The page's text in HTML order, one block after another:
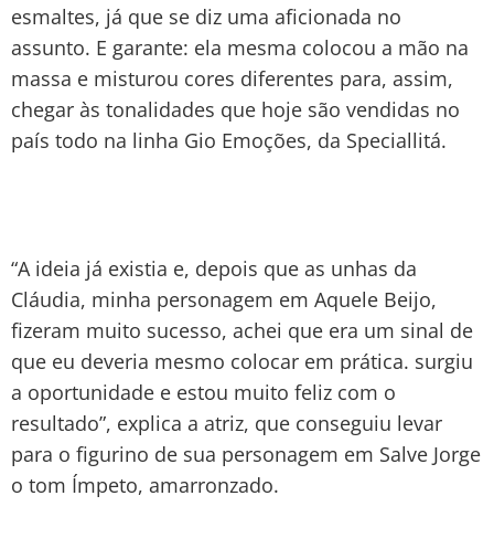
esmaltes, já que se diz uma aficionada no
assunto. E garante: ela mesma colocou a mão na
massa e misturou cores diferentes para, assim,
chegar às tonalidades que hoje são vendidas no
país todo na linha Gio Emoções, da Speciallitá.
“A ideia já existia e, depois que as unhas da
Cláudia, minha personagem em Aquele Beijo,
fizeram muito sucesso, achei que era um sinal de
que eu deveria mesmo colocar em prática. surgiu
a oportunidade e estou muito feliz com o
resultado”, explica a atriz, que conseguiu levar
para o figurino de sua personagem em Salve Jorge
o tom Ímpeto, amarronzado.